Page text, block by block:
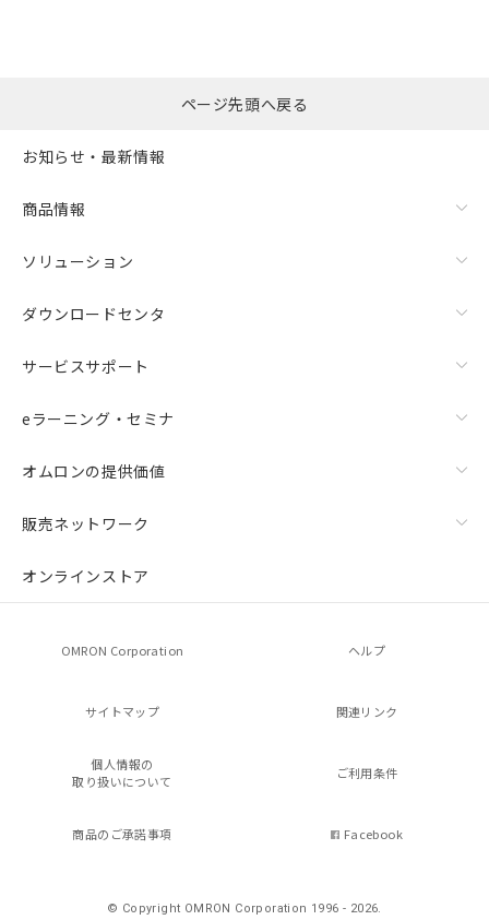
ページ先頭へ戻る
お知らせ・最新情報
商品情報
ソリューション
ダウンロードセンタ
サービスサポート
eラーニング・セミナ
オムロンの提供価値
販売ネットワーク
オンラインストア
OMRON Corporation ヘルプ
サイトマップ 関連リンク
個人情報の
取り扱いについて
ご利用条件
商品のご承諾事項 Facebook
© Copyright OMRON Corporation 1996 - 2026.